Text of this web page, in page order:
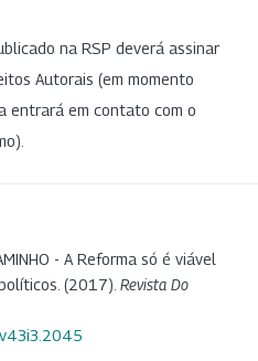
na RSP deverá assinar
Autorais (em momento
entrará em contato com o
- A Reforma só é viável
(2017). Revista Do